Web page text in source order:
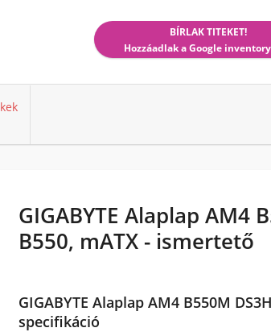
BÍRLAK TITEKET!
Hozzáadlak a Google
GIGABYTE Alaplap AM4
B550, mATX - ismertető
GIGABYTE Alaplap AM4 B550M
specifikáció